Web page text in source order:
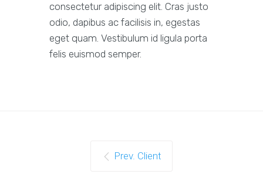
consectetur adipiscing elit. Cras justo
odio, dapibus ac facilisis in, egestas
eget quam. Vestibulum id ligula porta
felis euismod semper.
Prev. Client